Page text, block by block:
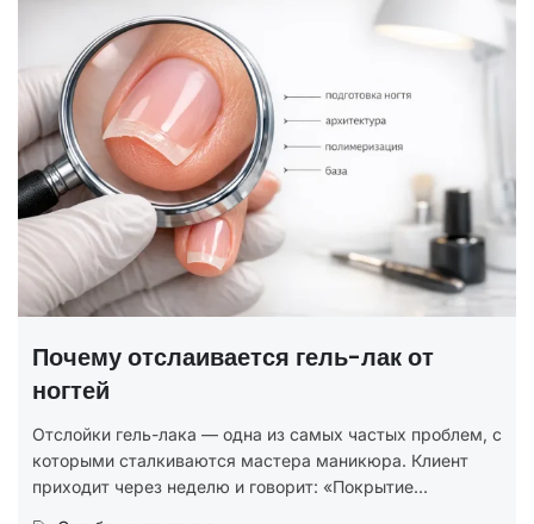
ГОСТ на маникюр Р 72319-2025 —
В 2025 году был утверждён новый национальный
стандарт ГОСТ Р 72319-2025 «Услуги бытовые.
Ногтевой сервис. Карты типовых технологических
процессов. Общие...
Юридическая грамотность